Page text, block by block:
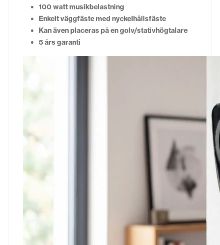
100 watt musikbelastning
Enkelt väggfäste med nyckelhållsfäste
Kan även placeras på en golv/stativhögtalare
5 års garanti